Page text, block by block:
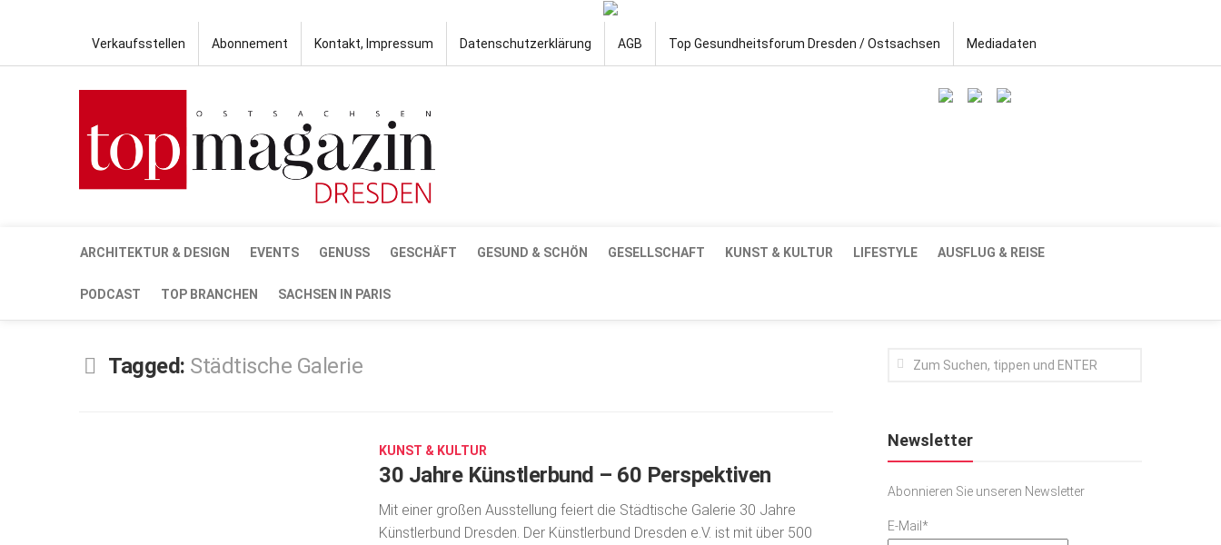
Verkaufsstellen Abonnement Kontakt, Impressum Datenschutzerklärung AGB Top Gesundheitsforum Dresden / Ostsachsen Mediadaten
ARCHITEKTUR & DESIGN EVENTS GENUSS GESCHÄFT GESUND & SCHÖN GESELLSCHAFT KUNST & KULTUR LIFESTYLE AUSFLUG & REISE
PODCAST TOP BRANCHEN SACHSEN IN PARIS
Tagged: Städtische Galerie
KUNST & KULTUR
30 Jahre Künstlerbund – 60 Perspektiven
Mit einer großen Ausstellung feiert die Städtische Galerie 30 Jahre
Künstlerbund Dresden. Der Künstlerbund Dresden e.V. ist mit über 500
Newsletter
Abonnieren Sie unseren Newsletter
E-Mail*